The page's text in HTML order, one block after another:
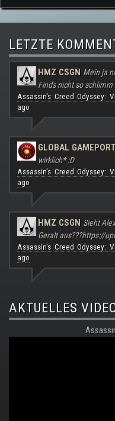
LETZTE
HMZ CSGN Mein ja
Finds nicht so schlimm
Assassin's Creed Odyssey:
ago
GLOBAL
wirklich* :D
Assassin's Creed Odyssey:
ago
HMZ CSGN Sieht
Geralt aus???https://
Assassin's Creed Odyssey:
ago
AKTUELLES